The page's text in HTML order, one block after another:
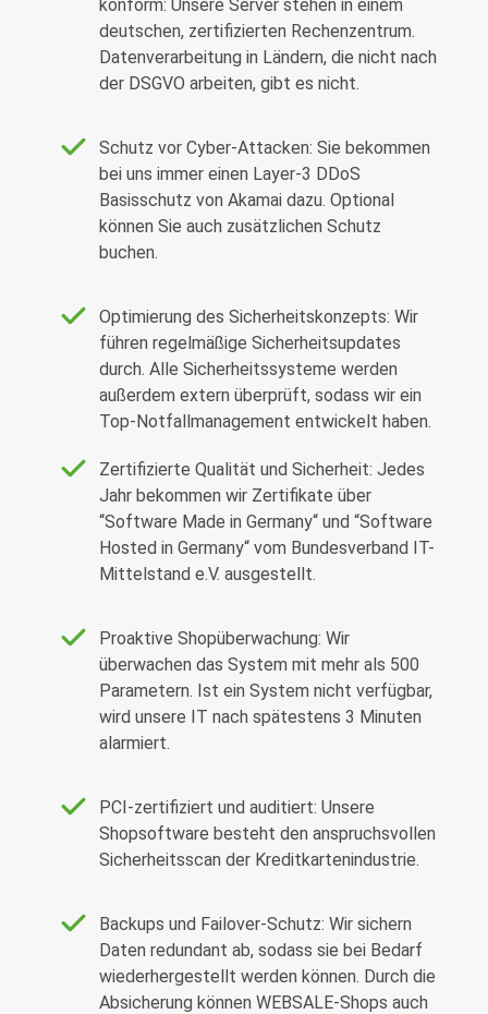
konform: Unsere Server stehen in einem
deutschen, zertifizierten Rechenzentrum.
Datenverarbeitung in Ländern, die nicht nach
der DSGVO arbeiten, gibt es nicht.
Schutz vor Cyber-Attacken: Sie bekommen
bei uns immer einen Layer-3 DDoS
Basisschutz von Akamai dazu. Optional
können Sie auch zusätzlichen Schutz
buchen.
Optimierung des Sicherheitskonzepts: Wir
führen regelmäßige Sicherheitsupdates
durch. Alle Sicherheitssysteme werden
außerdem extern überprüft, sodass wir ein
Top-Notfallmanagement entwickelt haben.
Zertifizierte Qualität und Sicherheit: Jedes
Jahr bekommen wir Zertifikate über
“Software Made in Germany“ und “Software
Hosted in Germany“ vom Bundesverband IT-
Mittelstand e.V. ausgestellt.
Proaktive Shopüberwachung: Wir
überwachen das System mit mehr als 500
Parametern. Ist ein System nicht verfügbar,
wird unsere IT nach spätestens 3 Minuten
alarmiert.
PCI-zertifiziert und auditiert: Unsere
Shopsoftware besteht den anspruchsvollen
Sicherheitsscan der Kreditkartenindustrie.
Backups und Failover-Schutz: Wir sichern
Daten redundant ab, sodass sie bei Bedarf
wiederhergestellt werden können. Durch die
Absicherung können WEBSALE-Shops auch